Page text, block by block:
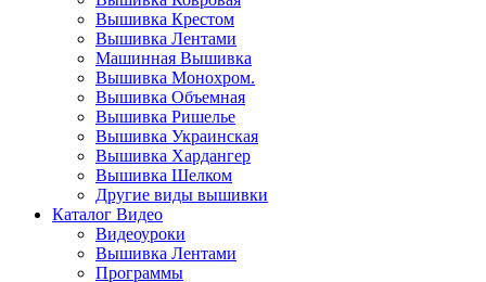
Вышивка Крестом
Вышивка Лентами
Машинная Вышивка
Вышивка Монохром.
Вышивка Объемная
Вышивка Ришелье
Вышивка Украинская
Вышивка Хардангер
Вышивка Шелком
Другие виды вышивки
Каталог Видео
Видеоуроки
Вышивка Лентами
Программы